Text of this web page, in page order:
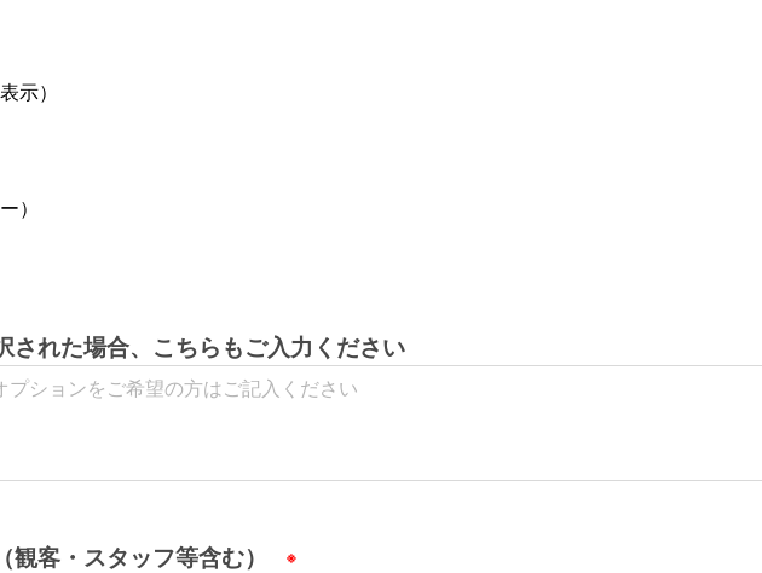
示）
）
された場合、こちらもご入力ください
観客・スタッフ等含む）